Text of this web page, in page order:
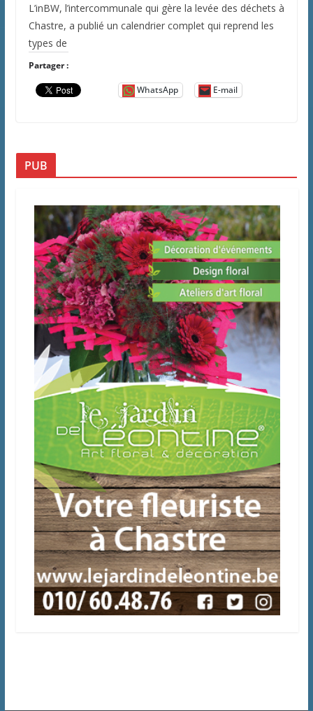
L’inBW, l’intercommunale qui gère la levée des déchets à
Chastre, a publié un calendrier complet qui reprend les
types de
Partager :
WhatsApp E-mail
PUB